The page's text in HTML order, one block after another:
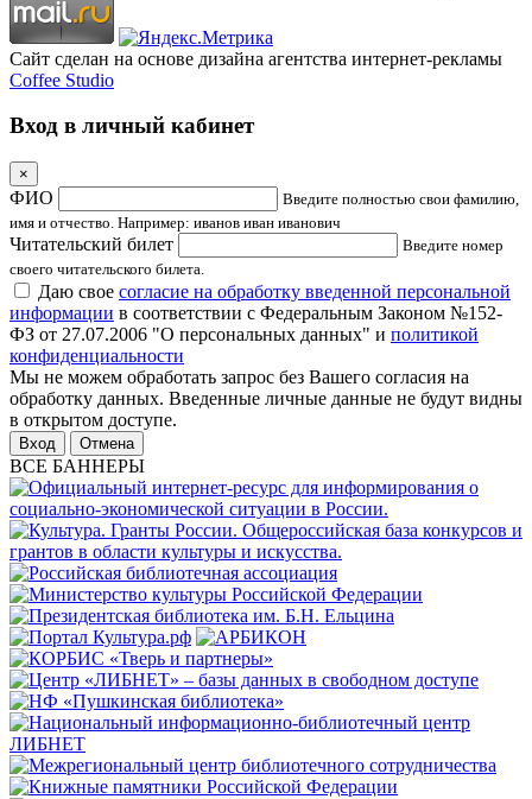
Сайт сделан на основе дизайна агентства интернет-рекламы
Coffee Studio
Вход в личный кабинет
×
ФИО
Введите полностью свои фамилию,
имя и отчество. Например: иванов иван иванович
Читательский билет
Введите номер
своего читательского билета.
Даю свое согласие на обработку введенной персональной
информации в соответствии с Федеральным Законом №152-
ФЗ от 27.07.2006 "О персональных данных" и политикой
конфиденциальности
Мы не можем обработать запрос без Вашего согласия на
обработку данных. Введенные личные данные не будут видны
в открытом доступе.
Отмена
ВСЕ БАННЕРЫ